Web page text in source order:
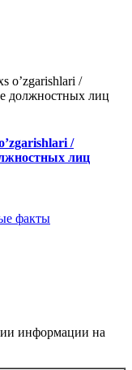
o’zgarishlari /
должностных лиц
/
лиц
факты
информации на